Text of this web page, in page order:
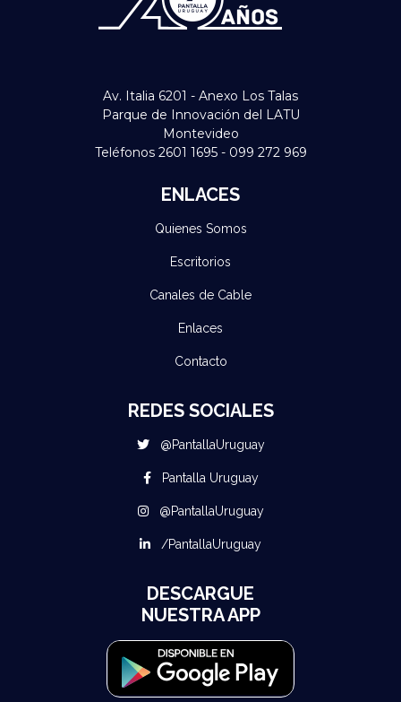
Av. Italia 6201 - Anexo Los Talas
Parque de Innovación del LATU
Montevideo
Teléfonos 2601 1695 - 099 272 969
ENLACES
Quienes Somos
Escritorios
Canales de Cable
Enlaces
Contacto
REDES SOCIALES
@PantallaUruguay
Pantalla Uruguay
@PantallaUruguay
/PantallaUruguay
DESCARGUE
NUESTRA APP